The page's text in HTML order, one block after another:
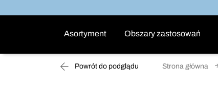
Asortyment Obszary zastosowań
Powrót do podglądu Strona główna